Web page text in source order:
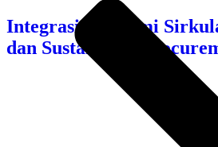
Integrasi Ekonomi
dan Sustainable